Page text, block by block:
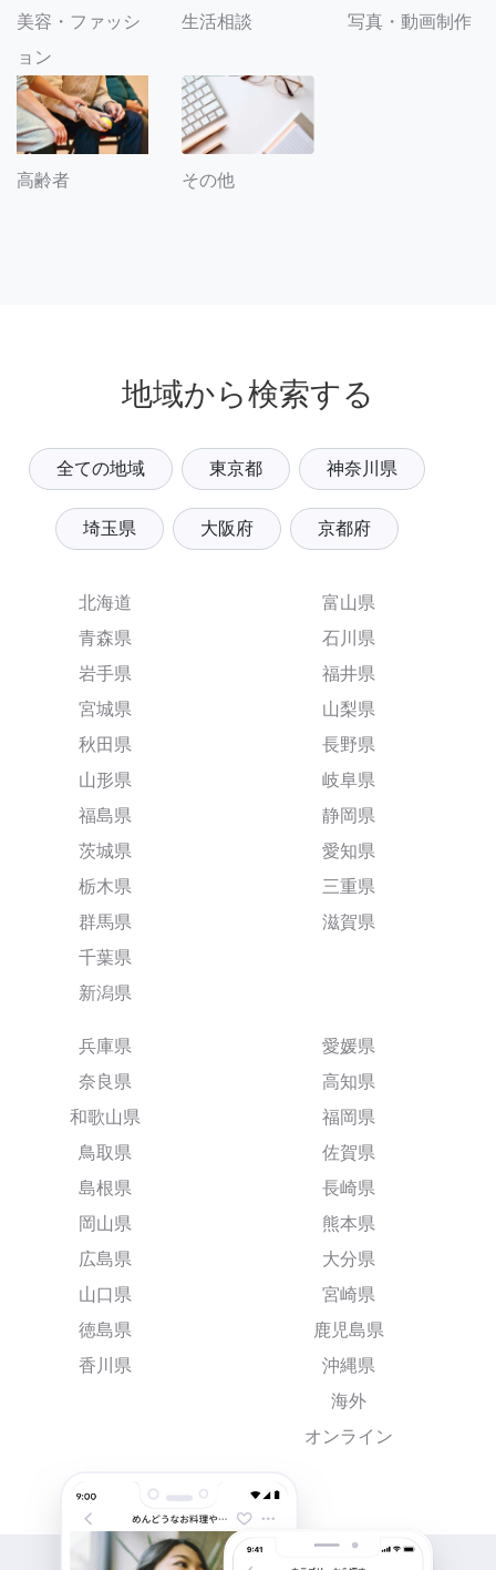
美容・ファッシ
ョン
生活相談 写真・動画制作
高齢者 その他
地域から検索する
全ての地域 東京都 神奈川県
埼玉県 大阪府 京都府
北海道
青森県
岩手県
宮城県
秋田県
山形県
福島県
茨城県
栃木県
群馬県
千葉県
新潟県
富山県
石川県
福井県
山梨県
長野県
岐阜県
静岡県
愛知県
三重県
滋賀県
兵庫県
奈良県
和歌山県
鳥取県
島根県
岡山県
広島県
山口県
徳島県
香川県
愛媛県
高知県
福岡県
佐賀県
長崎県
熊本県
大分県
宮崎県
鹿児島県
沖縄県
海外
オンライン